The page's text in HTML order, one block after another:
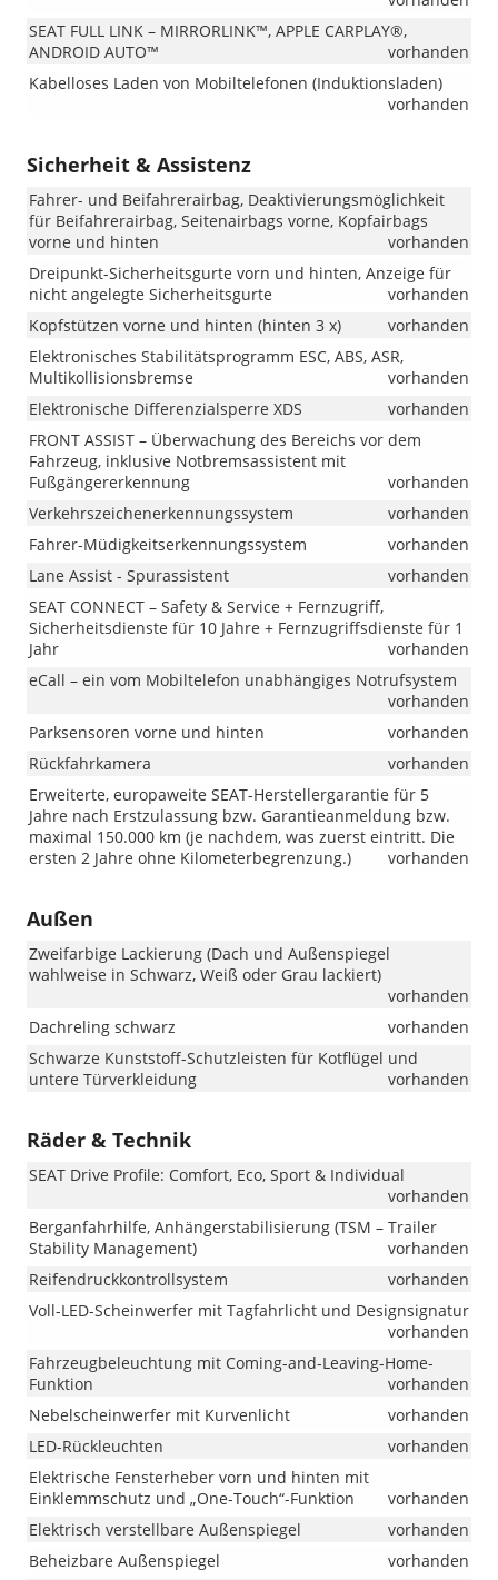
SEAT FULL LINK – MIRRORLINK™, APPLE CARPLAY®,
ANDROID AUTO™
vorhanden
Kabelloses Laden von Mobiltelefonen (Induktionsladen)
vorhanden
Sicherheit & Assistenz
Fahrer- und Beifahrerairbag, Deaktivierungsmöglichkeit
für Beifahrerairbag, Seitenairbags vorne, Kopfairbags
vorne und hinten
vorhanden
Dreipunkt-Sicherheitsgurte vorn und hinten, Anzeige für
nicht angelegte Sicherheitsgurte
vorhanden
Kopfstützen vorne und hinten (hinten 3 x)
vorhanden
Elektronisches Stabilitätsprogramm ESC, ABS, ASR,
Multikollisionsbremse
vorhanden
Elektronische Differenzialsperre XDS
vorhanden
FRONT ASSIST – Überwachung des Bereichs vor dem
Fahrzeug, inklusive Notbremsassistent mit
Fußgängererkennung
vorhanden
Verkehrszeichenerkennungssystem
vorhanden
Fahrer-Müdigkeitserkennungssystem
vorhanden
Lane Assist - Spurassistent
vorhanden
SEAT CONNECT – Safety & Service + Fernzugriff,
Sicherheitsdienste für 10 Jahre + Fernzugriffsdienste für 1
Jahr
vorhanden
eCall – ein vom Mobiltelefon unabhängiges Notrufsystem
vorhanden
Parksensoren vorne und hinten
vorhanden
Rückfahrkamera
vorhanden
Erweiterte, europaweite SEAT-Herstellergarantie für 5
Jahre nach Erstzulassung bzw. Garantieanmeldung bzw.
maximal 150.000 km (je nachdem, was zuerst eintritt. Die
ersten 2 Jahre ohne Kilometerbegrenzung.)
vorhanden
Außen
Zweifarbige Lackierung (Dach und Außenspiegel
wahlweise in Schwarz, Weiß oder Grau lackiert)
vorhanden
Dachreling schwarz
vorhanden
Schwarze Kunststoff-Schutzleisten für Kotflügel und
untere Türverkleidung
vorhanden
Räder & Technik
SEAT Drive Profile: Comfort, Eco, Sport & Individual
vorhanden
Berganfahrhilfe, Anhängerstabilisierung (TSM – Trailer
Stability Management)
vorhanden
Reifendruckkontrollsystem
vorhanden
Voll-LED-Scheinwerfer mit Tagfahrlicht und Designsignatur
vorhanden
Fahrzeugbeleuchtung mit Coming-and-Leaving-Home-
Funktion
vorhanden
Nebelscheinwerfer mit Kurvenlicht
vorhanden
LED-Rückleuchten
vorhanden
Elektrische Fensterheber vorn und hinten mit
Einklemmschutz und „One-Touch“-Funktion
vorhanden
Elektrisch verstellbare Außenspiegel
vorhanden
Beheizbare Außenspiegel
vorhanden